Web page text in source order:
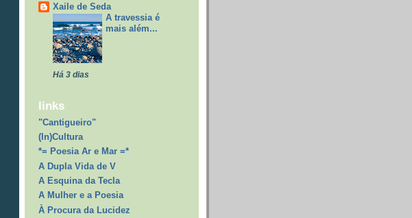
Xaile de Seda
A travessia é
mais além...
Há 3 dias
links
"Cantigueiro"
(In)Cultura
*= Poesia Ar e Mar =*
A Dupla Vida de V
A Esquina da Tecla
A Mulher e a Poesia
À Procura da Lucidez